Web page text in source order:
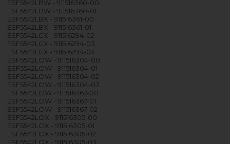
ESF5542LBW - 911516360-00
ESF5542LBW - 911516360-01
ESF5542LBX - 911516361-00
ESF5542LBX - 911516361-01
ESF5542LGX - 911516294-02
ESF5542LGX - 911516294-03
ESF5542LGX - 911516294-04
ESF5542LOW - 911516304-00
ESF5542LOW - 911516304-01
ESF5542LOW - 911516304-02
ESF5542LOW - 911516304-03
ESF5542LOW - 911516367-00
ESF5542LOW - 911516367-01
ESF5542LOW - 911516367-02
ESF5542LOX - 911516305-00
ESF5542LOX - 911516305-01
ESF5542LOX - 911516305-02
ESF5542LOX - 911516305-03